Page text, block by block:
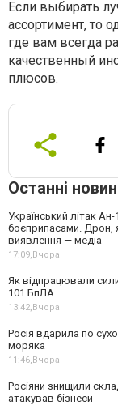
Если выбирать
ассортимент, то
где вам всегда
качественный
плюсов.
Останні
Український літак
боєприпасами. Дрон,
виявлення — медіа
17:09, Вчора
Як відпрацювали
101 БпЛА
13:42, Вчора
Росія вдарила по
моряка
11:46, Вчора
Росіяни знищили
атакував бізнеси